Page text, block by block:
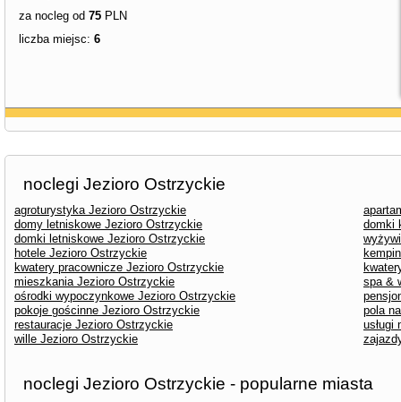
za nocleg od 75 PLN
liczba miejsc: 6
noclegi Jezioro Ostrzyckie
agroturystyka Jezioro Ostrzyckie
domy letniskowe Jezioro Ostrzyckie
domki
domki letniskowe Jezioro Ostrzyckie
hotele Jezioro Ostrzyckie
kwatery pracownicze Jezioro Ostrzyckie
mieszkania Jezioro Ostrzyckie
spa &
ośrodki wypoczynkowe Jezioro Ostrzyckie
pokoje gościnne Jezioro Ostrzyckie
pola
restauracje Jezioro Ostrzyckie
usługi
wille Jezioro Ostrzyckie
noclegi Jezioro Ostrzyckie - popularne miasta